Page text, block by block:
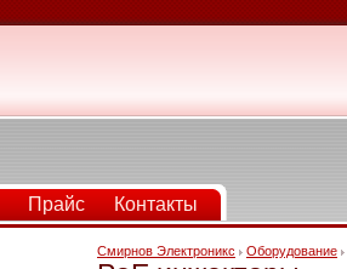
Прайс Контакты
Смирнов Электроникс Оборудование